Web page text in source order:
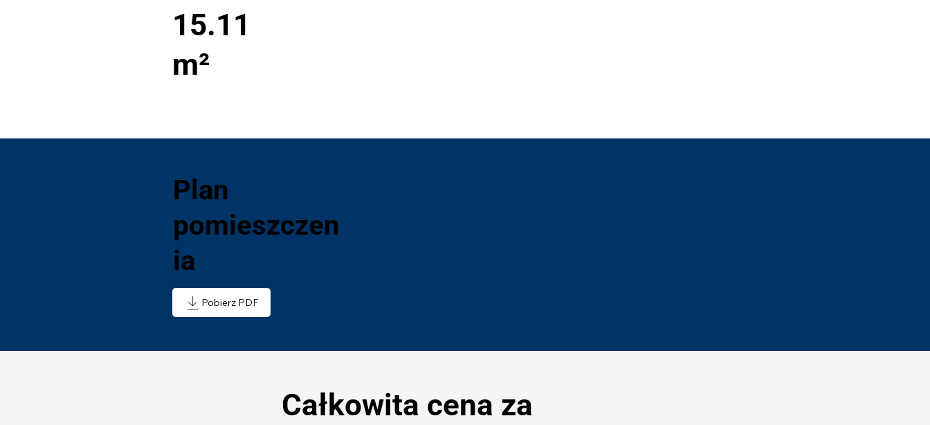
15.11
m²
Plan
pomieszczen
ia
Pobierz PDF
Całkowita cena za